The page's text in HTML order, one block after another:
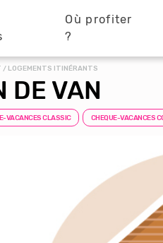
Où profiter
?
/ LOGEMENTS ITINÉRANTS
DE VAN
VACANCES CLASSIC CHEQUE-VACANCES